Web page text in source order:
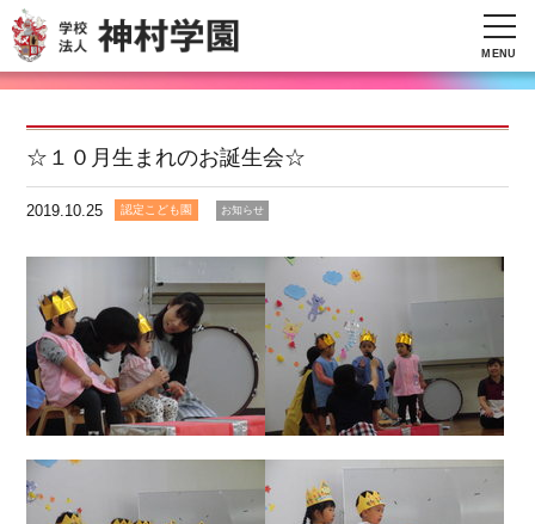
MENU
☆１０月生まれのお誕生会☆
2019.10.25 認定こども園 お知らせ